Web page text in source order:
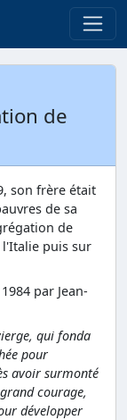
de
son frère était
de sa
de
puis sur
par Jean-
qui fonda
pour
avoir surmonté
courage,
développer